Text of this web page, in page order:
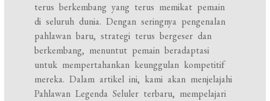
terus berkembang yang terus memikat pemain
di seluruh dunia. Dengan seringnya pengenalan
pahlawan baru, strategi terus bergeser dan
berkembang, menuntut pemain beradaptasi
untuk mempertahankan keunggulan kompetitif
mereka. Dalam artikel ini, kami akan menjelajahi
Pahlawan Legenda Seluler terbaru, mempelajari